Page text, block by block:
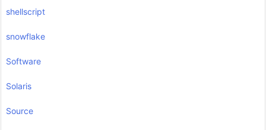
shellscript
snowflake
Software
Solaris
Source